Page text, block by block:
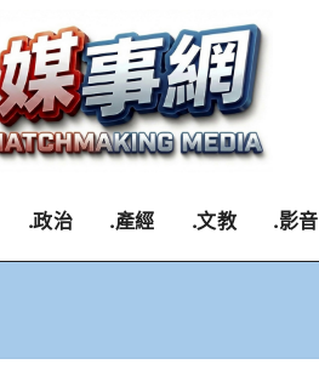
.政治 .產經 .文教 .影音